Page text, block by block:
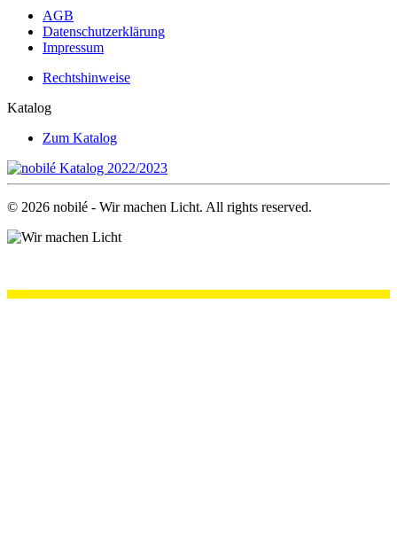
AGB
Datenschutzerklärung
Impressum
Rechtshinweise
Katalog
Zum Katalog
© 2026 nobilé - Wir machen Licht. All rights reserved.